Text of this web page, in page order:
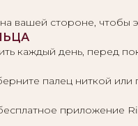
вашей стороне,
каждый день, перед
палец ниткой
приложение